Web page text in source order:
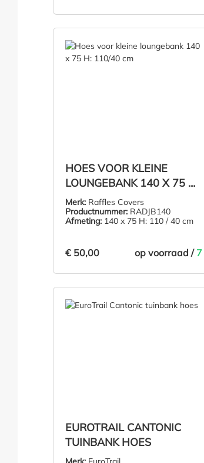
€ 45,00 IN DE WINKELMAND
HOES VOOR KLEINE
LOUNGEBANK 140 X 75 H:
110/40 CM
Merk: Raffles Covers
Productnummer: RADJB140
Afmeting: 140 x 75 H: 110 / 40 cm
€ 50,00 op voorraad / 7
€ 50,00 IN DE WINKELMAND
EUROTRAIL CANTONIC
TUINBANK HOES